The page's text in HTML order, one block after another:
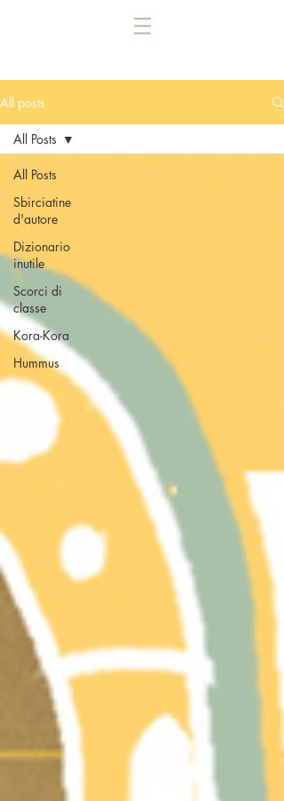
All posts
All Posts
Sbirciatine
d'autore
Dizionario
inutile
Scorci di
classe
Kora-Kora
Hummus
All Posts